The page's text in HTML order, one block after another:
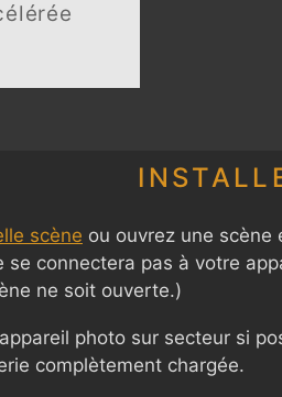
scène ou ouvrez une scène
se connectera pas à votre
ne soit ouverte.)
photo sur secteur si
complètement chargée.